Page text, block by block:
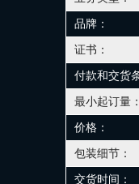
品牌：
证书：
付款和交货
最小起订量：
价格：
包装细节：
交货时间：